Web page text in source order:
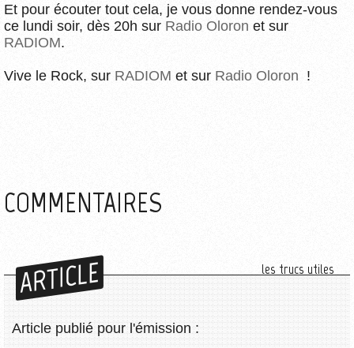
Et pour écouter tout cela, je vous donne rendez-vous
ce lundi soir, dès 20h sur Radio Oloron et sur
RADIOM.
Vive le Rock, sur RADIOM et sur Radio Oloron !
COMMENTAIRES
ARTICLE les trucs utiles
Article publié pour l'émission :